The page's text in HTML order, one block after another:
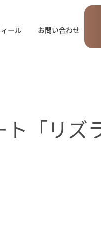
ール お問い合わせ
「リズ